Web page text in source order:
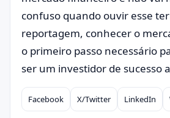
confuso quando ouvir esse
reportagem, conhecer o
o primeiro passo necessário
ser um investidor de sucesso
Compartilhar
Facebook X/Twitter LinkedIn